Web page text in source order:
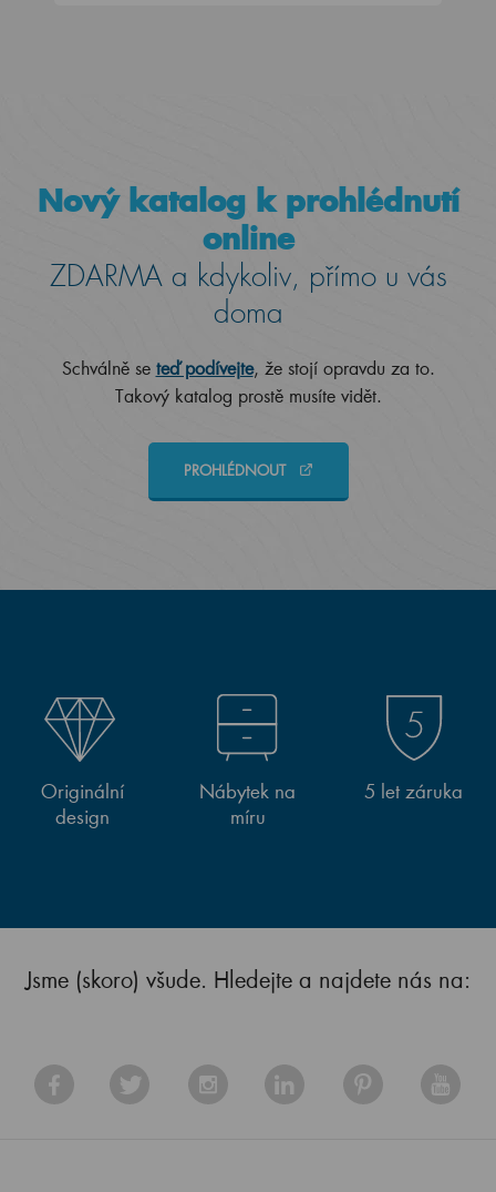
Nový katalog k prohlédnutí
online
ZDARMA a kdykoliv, přímo u vás
doma
Schválně se teď podívejte, že stojí opravdu za to.
Takový katalog prostě musíte vidět.
PROHLÉDNOUT
Originální
design
Nábytek na
míru
5 let záruka
Jsme (skoro) všude. Hledejte a najdete nás na: